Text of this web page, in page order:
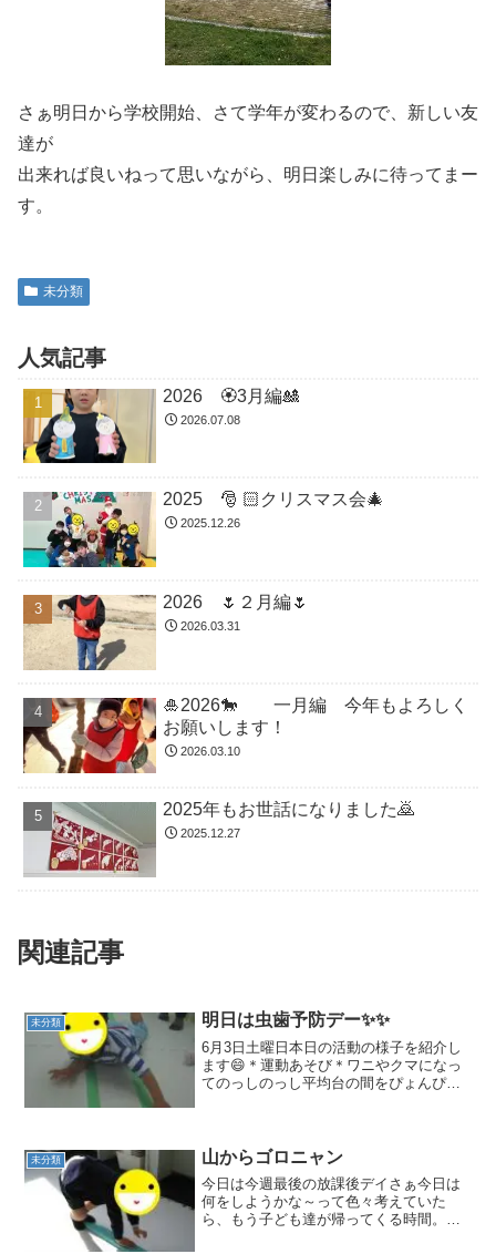
さぁ明日から学校開始、さて学年が変わるので、新しい友
達が
出来れば良いねって思いながら、明日楽しみに待ってまー
す。
未分類
人気記事
2026 🏵3月編🎎
2026.07.08
2025 🎅 🏻クリスマス会🎄
2025.12.26
2026 🌷２月編🌷
2026.03.31
🎍2026🐎 一月編 今年もよろしく
お願いします！
2026.03.10
2025年もお世話になりました🙇
2025.12.27
関連記事
未分類 明日は虫歯予防デー✨✨
6月3日土曜日本日の活動の様子を紹介し
ます😄＊運動あそび＊ワニやクマになっ
てのっしのっし平均台の間をぴょんぴょ
みんなで競争💨みん...
未分類 山からゴロニャン
今日は今週最後の放課後デイさぁ今日は
何をしようかな～って色々考えていた
ら、もう子ども達が帰ってくる時間。分